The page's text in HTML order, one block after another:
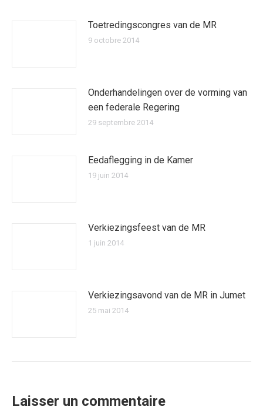
Toetredingscongres van de MR
9 octobre 2014
Onderhandelingen over de vorming van
een federale Regering
29 septembre 2014
Eedaflegging in de Kamer
19 juin 2014
Verkiezingsfeest van de MR
1 juin 2014
Verkiezingsavond van de MR in Jumet
25 mai 2014
Laisser un commentaire